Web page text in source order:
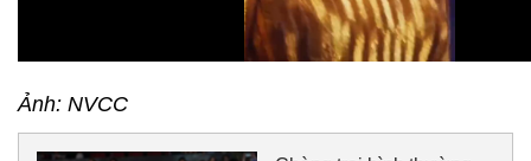
Ảnh: NVCC